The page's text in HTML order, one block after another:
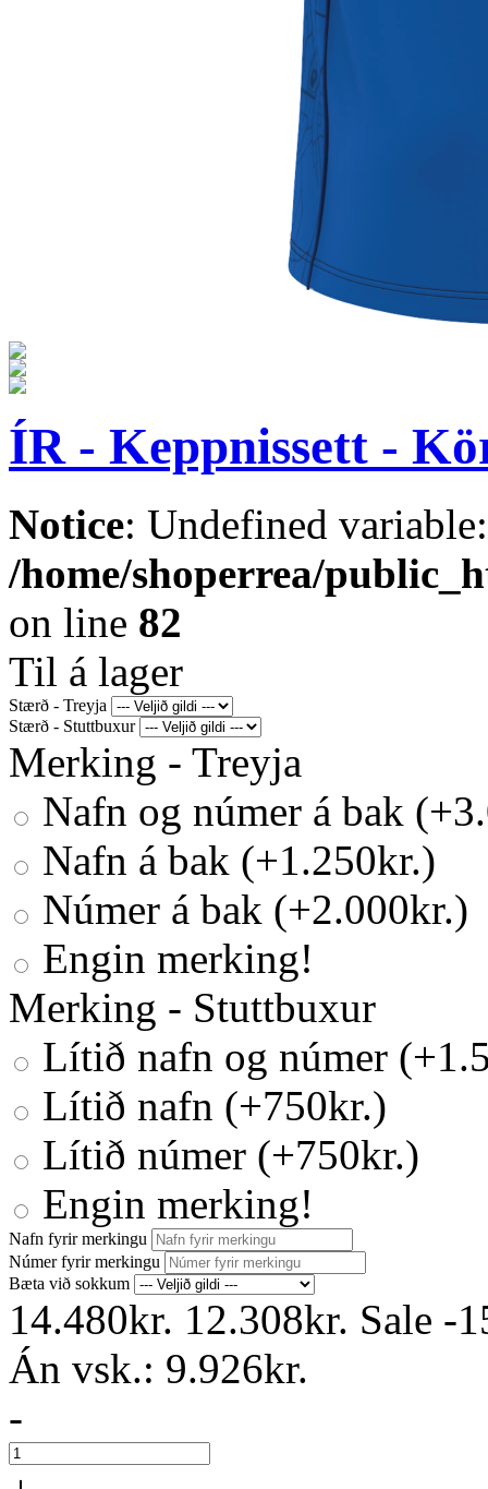
ÍR - Keppnissett -
Notice: Undefined
/home/shoperrea/
on line 82
Til á lager
Stærð - Treyja
Stærð - Stuttbuxur
Merking - Treyja
Nafn og númer á bak
Nafn á bak (+1.250kr.)
Númer á bak (+2.000kr.)
Engin merking!
Merking - Stuttbuxur
Lítið nafn og númer
Lítið nafn (+750kr.)
Lítið númer (+750kr.)
Engin merking!
Nafn fyrir merkingu
Númer fyrir merkingu
Bæta við sokkum
14.480kr. 12.308kr. Sale -
Án vsk.: 9.926kr.
-